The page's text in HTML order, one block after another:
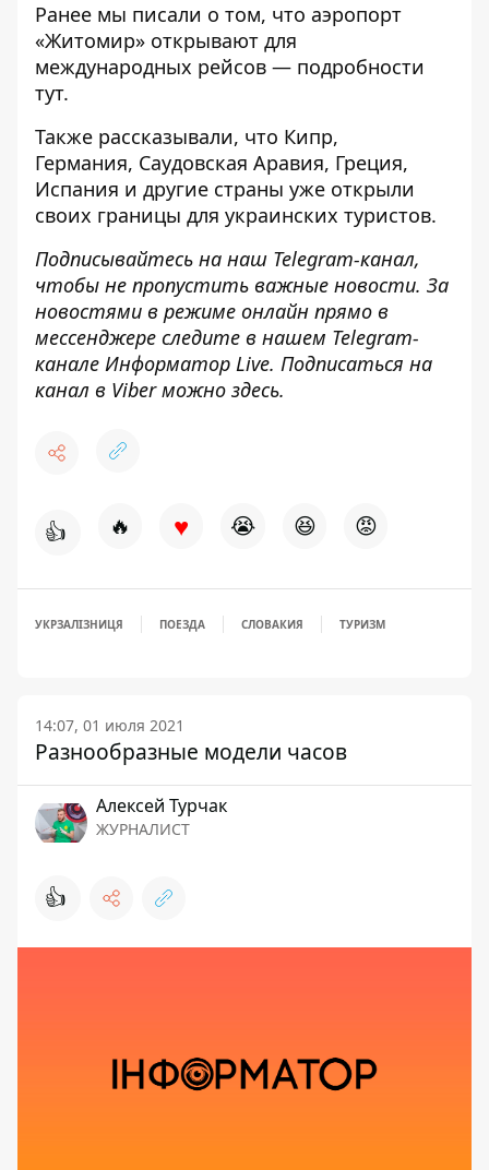
Ранее мы писали о том, что аэропорт
«Житомир» открывают для
международных рейсов — подробности
тут.
Также рассказывали, что Кипр,
Германия, Саудовская Аравия, Греция,
Испания и другие страны уже открыли
своих границы для украинских туристов.
Подписывайтесь на наш Telegram-канал,
чтобы не пропустить важные новости. За
новостями в режиме онлайн прямо в
мессенджере следите в нашем Telegram-
канале Информатор Live. Подписаться на
канал в Viber можно здесь.
👍 🔥 ♥ 😭 😆 😡
УКРЗАЛІЗНИЦЯ ПОЕЗДА СЛОВАКИЯ ТУРИЗМ
14:07, 01 июля 2021
Разнообразные модели часов
Алексей Турчак
ЖУРНАЛИСТ
👍